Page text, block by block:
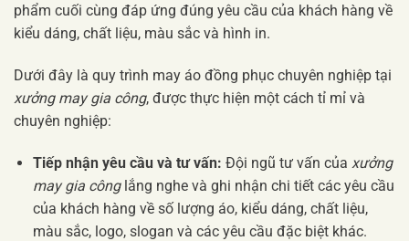
phẩm cuối cùng đáp ứng đúng yêu cầu của khách hàng về
kiểu dáng, chất liệu, màu sắc và hình in.
Dưới đây là quy trình may áo đồng phục chuyên nghiệp tại
xưởng may gia công, được thực hiện một cách tỉ mỉ và
chuyên nghiệp:
Tiếp nhận yêu cầu và tư vấn: Đội ngũ tư vấn của xưởng
may gia cônglắng nghe và ghi nhận chi tiết các yêu cầu
của khách hàng về số lượng áo, kiểu dáng, chất liệu,
màu sắc, logo, slogan và các yêu cầu đặc biệt khác.